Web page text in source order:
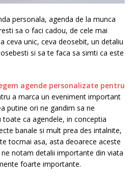
personala, agenda de la munca
sa o faci cadou, de cele mai
ceva unic, ceva deosebit, un detaliu
si sa te faca sa simti ca este
agende personalizate pentru
a marca un eveniment important
putine ori ne gandim sa ne
toate ca agendele, in conceptia
banale si mult prea des intalnite,
tocmai asa, asta deoarece aceste
notam detalii importante din viata
foarte importante.